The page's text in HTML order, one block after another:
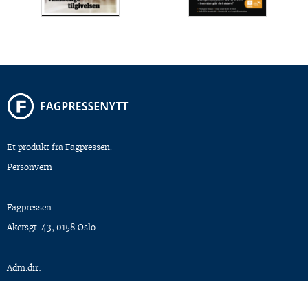
Et produkt fra Fagpressen.
Personvern
Fagpressen
Akersgt. 43, 0158 Oslo
Adm.dir: